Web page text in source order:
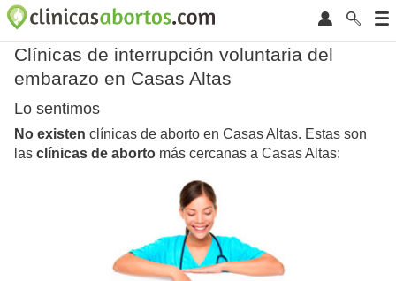
Clínicas de interrupción voluntaria del
embarazo en Casas Altas
Lo sentimos
No existen clínicas de aborto en Casas Altas. Estas son
las clínicas de aborto más cercanas a Casas Altas: